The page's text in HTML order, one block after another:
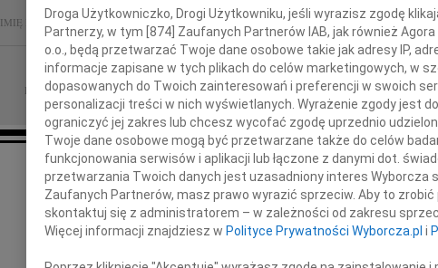
IMIĘ I NAZWISKO: Łucja Kaniewska
REGION: Bydgoszcz
DATA EMISJI: 22.01.2021
Droga Użytkowniczko, Drogi Użytkowniku, jeśli wyrazisz zgodę
Partnerzy, w tym [874] Zaufanych Partnerów IAB, jak również
o.o., będą przetwarzać Twoje dane osobowe takie jak adresy IP,
informacje zapisane w tych plikach do celów marketingowych, w
dopasowanych do Twoich zainteresowań i preferencji w swoich
personalizacji treści w nich wyświetlanych. Wyrażenie zgody jest
ograniczyć jej zakres lub chcesz wycofać zgodę uprzednio
Twoje dane osobowe mogą być przetwarzane także do celów
funkcjonowania serwisów i aplikacji lub łączone z danymi dot.
przetwarzania Twoich danych jest uzasadniony interes Wyborcza
Zaufanych Partnerów, masz prawo wyrazić sprzeciw. Aby to zrobić
skontaktuj się z administratorem – w zależności od zakresu
Więcej informacji znajdziesz w Polityce Prywatności Wyborcza.pl i